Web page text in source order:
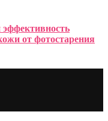
эффективность
от фотостарения